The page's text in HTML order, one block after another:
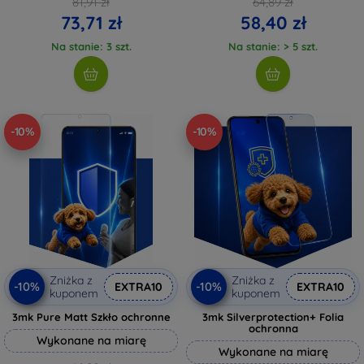
73,71 zł
Na stanie: 3 szt.
58,40 zł
Na stanie: > 5 szt.
-10%
-10%
Zniżka z
kuponem
EXTRA10
3mk Pure Matt Szkło ochronne
Wykonane na miarę
-10%
-10%
Zniżka z
kuponem
EXTRA10
3mk Silverprotection+ Folia
ochronna
Wykonane na miarę